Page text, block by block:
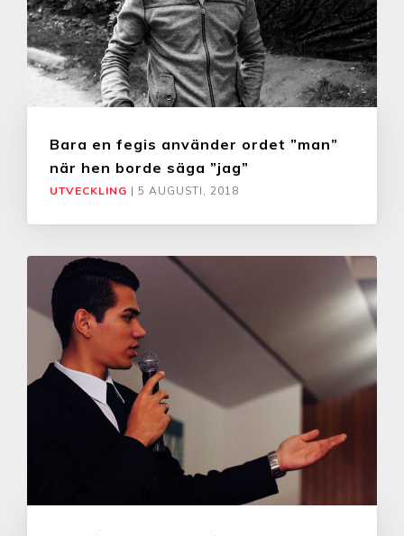
Bara en fegis använder ordet ”man”
när hen borde säga ”jag”
UTVECKLING | 5 AUGUSTI, 2018